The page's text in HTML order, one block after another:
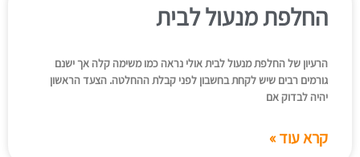
החלפת מנעול לבית
הרעיון של החלפת מנעול לבית אולי נראה כמו משימה קלה אך ישנם
גורמים רבים שיש לקחת בחשבון לפני קבלת ההחלטה. הצעד הראשון
יהיה לבדוק אם
קרא עוד »